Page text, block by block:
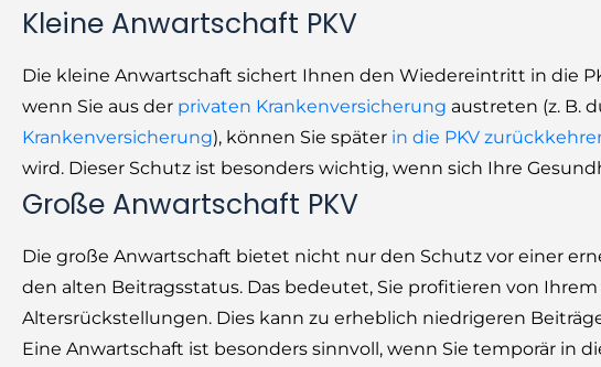
Kleine Anwartschaft PKV
Die kleine Anwartschaft sichert Ihnen den Wiedereintritt in die
wenn Sie aus der privaten Krankenversicherung austreten (z. B.
Krankenversicherung), können Sie später in die PKV
wird. Dieser Schutz ist besonders wichtig, wenn sich Ihre
Große Anwartschaft PKV
Die große Anwartschaft bietet nicht nur den Schutz vor einer
den alten Beitragsstatus. Das bedeutet, Sie profitieren von
Altersrückstellungen. Dies kann zu erheblich niedrigeren
Eine Anwartschaft ist besonders sinnvoll, wenn Sie temporär in